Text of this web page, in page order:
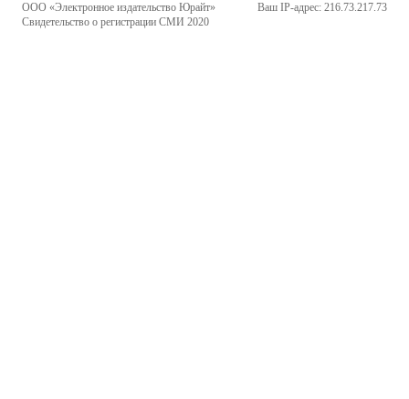
ООО «Электронное издательство Юрайт»
Свидетельство о регистрации СМИ 2020
Ваш IP-адрес: 216.73.217.73